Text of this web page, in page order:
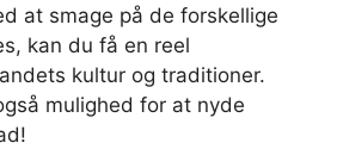
at smage på de forskellige
kan du få en reel
kultur og traditioner.
mulighed for at nyde